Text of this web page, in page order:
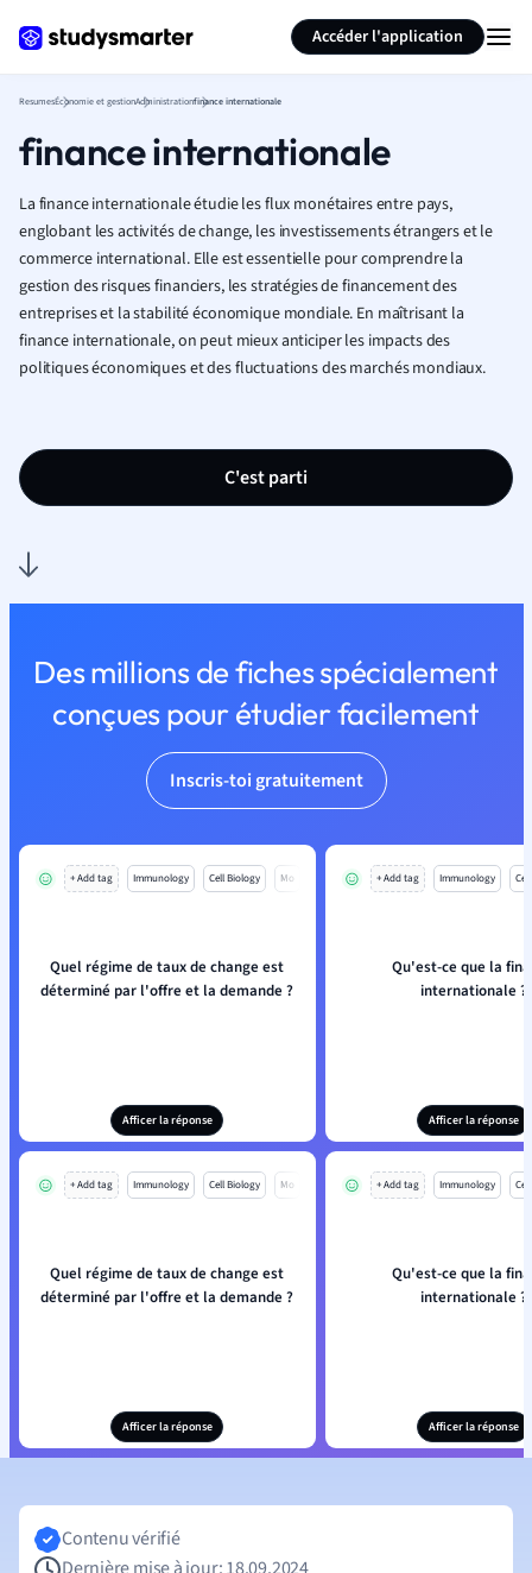
Accéder l'application
ResumesÉconomie et gestionAdministrationfinance internationale
finance internationale
La finance internationale étudie les flux monétaires entre pays,
englobant les activités de change, les investissements étrangers et le
commerce international. Elle est essentielle pour comprendre la
gestion des risques financiers, les stratégies de financement des
entreprises et la stabilité économique mondiale. En maîtrisant la
finance internationale, on peut mieux anticiper les impacts des
politiques économiques et des fluctuations des marchés mondiaux.
C'est parti
Des millions de fiches spécialement
conçues pour étudier facilement
Inscris-toi gratuitement
+ Add tag Immunology Cell Biology Mo
Quel régime de taux de change est
déterminé par l'offre et la demande ?
Afficer la réponse
+ Add tag Immunology
Qu'est-ce que la
internationale ?
Afficer la réponse
+ Add tag Immunology Cell Biology Mo
Quel régime de taux de change est
déterminé par l'offre et la demande ?
Afficer la réponse
+ Add tag Immunology
Qu'est-ce que la
internationale ?
Afficer la réponse
Résumer la page
Contenu vérifié